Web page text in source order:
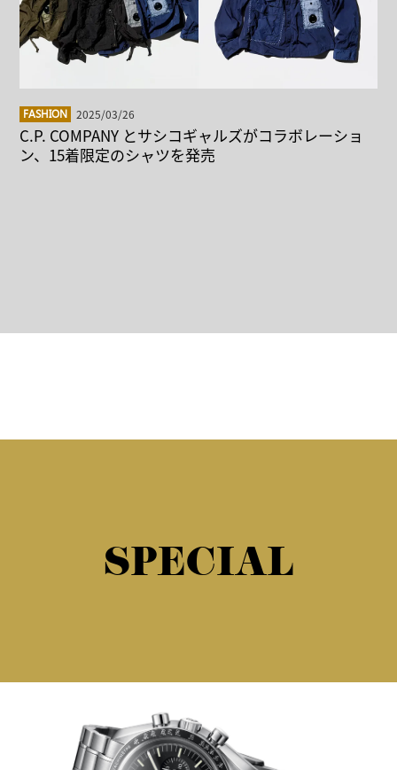
FASHION 2025/03/26
C.P. COMPANY とサシコギャルズがコラボレーショ
ン、15着限定のシャツを発売
SPECIAL